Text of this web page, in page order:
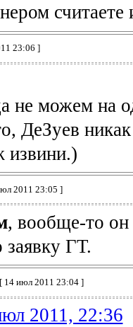
считаете
23:06 ]
не можем на
ДеЗуев
2011 23:05 ]
, вообще-то он
заявку ГТ.
14 июл 2011 23:04 ]
2011, 22:36